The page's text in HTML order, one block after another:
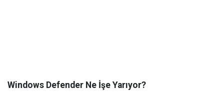
Windows Defender Ne İşe Yarıyor?